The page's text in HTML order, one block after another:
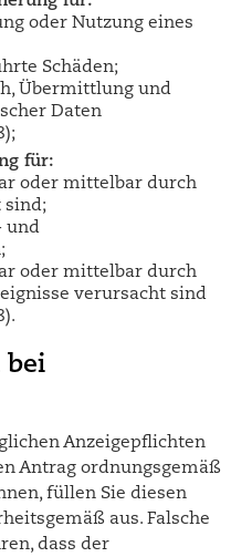
oder Nutzung eines
Schäden;
Übermittlung und
Daten
für:
oder mittelbar durch
sind;
und
oder mittelbar durch
verursacht sind
bei
Anzeigepflichten
Antrag ordnungsgemäß
füllen Sie diesen
aus. Falsche
dass der